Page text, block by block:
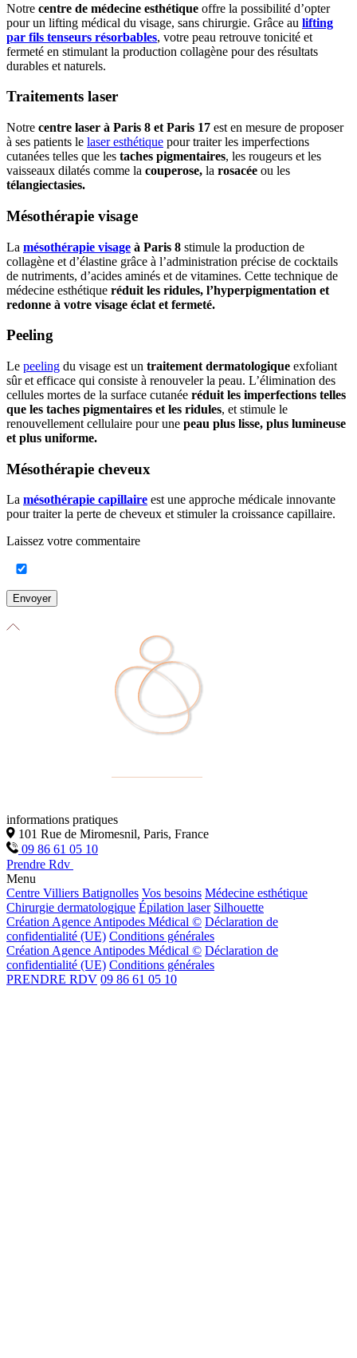
Notre centre de médecine esthétique offre la possibilité d’opter
pour un lifting médical du visage, sans chirurgie. Grâce au lifting
par fils tenseurs résorbables, votre peau retrouve tonicité et
fermeté en stimulant la production collagène pour des résultats
durables et naturels.
Traitements laser
Notre centre laser à Paris 8 et Paris 17 est en mesure de proposer
à ses patients le laser esthétique pour traiter les imperfections
cutanées telles que les taches pigmentaires, les rougeurs et les
vaisseaux dilatés comme la couperose, la rosacée ou les
télangiectasies.
Mésothérapie visage
La mésothérapie visage à Paris 8 stimule la production de
collagène et d’élastine grâce à l’administration précise de cocktails
de nutriments, d’acides aminés et de vitamines. Cette technique de
médecine esthétique réduit les ridules, l’hyperpigmentation et
redonne à votre visage éclat et fermeté.
Peeling
Le peeling du visage est un traitement dermatologique exfoliant
sûr et efficace qui consiste à renouveler la peau. L’élimination des
cellules mortes de la surface cutanée réduit les imperfections telles
que les taches pigmentaires et les ridules, et stimule le
renouvellement cellulaire pour une peau plus lisse, plus lumineuse
et plus uniforme.
Mésothérapie cheveux
La mésothérapie capillaire est une approche médicale innovante
pour traiter la perte de cheveux et stimuler la croissance capillaire.
Laissez votre commentaire
Envoyer
informations pratiques
101 Rue de Miromesnil, Paris, France
09 86 61 05 10
Prendre Rdv
Menu
Centre Villiers Batignolles Vos besoins Médecine esthétique
Chirurgie dermatologique Épilation laser Silhouette
Création Agence Antipodes Médical © Déclaration de
confidentialité (UE) Conditions générales
Création Agence Antipodes Médical © Déclaration de
confidentialité (UE) Conditions générales
PRENDRE RDV 09 86 61 05 10